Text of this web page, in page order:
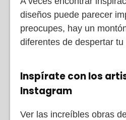
diseños puede parecer
preocupes, hay un
diferentes de despertar tu
Inspírate con los
Instagram
Ver las increíbles obras